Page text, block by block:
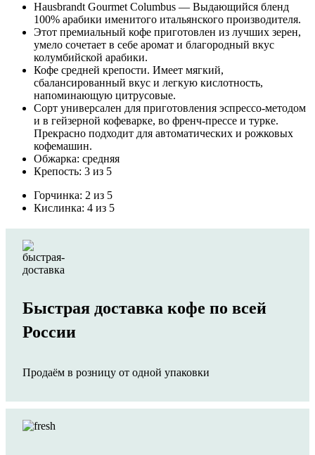
Hausbrandt Gourmet Columbus — Выдающийся бленд
100% арабики именитого итальянского производителя.
Этот премиальный кофе приготовлен из лучших зерен,
умело сочетает в себе аромат и благородный вкус
колумбийской арабики.
Кофе средней крепости. Имеет мягкий,
сбалансированный вкус и легкую кислотность,
напоминающую цитрусовые.
Сорт универсален для приготовления эспрессо-методом
и в гейзерной кофеварке, во френч-прессе и турке.
Прекрасно подходит для автоматических и рожковых
кофемашин.
Обжарка: средняя
Крепость: 3 из 5
Горчинка: 2 из 5
Кислинка: 4 из 5
Быстрая доставка кофе по всей
России
Продаём в розницу от одной упаковки